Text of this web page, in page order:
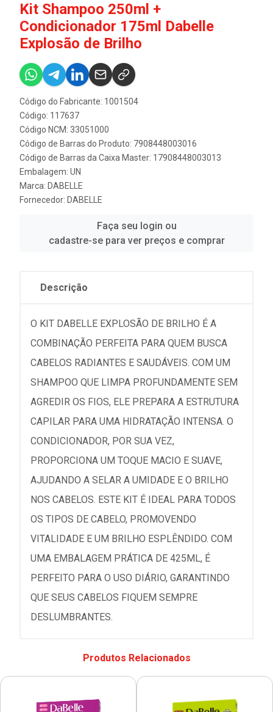
Kit Shampoo 250ml +
Condicionador 175ml Dabelle
Explosão de Brilho
Código do Fabricante: 1001504
Código: 117637
Código NCM: 33051000
Código de Barras do Produto: 7908448003016
Código de Barras da Caixa Master: 17908448003013
Embalagem: UN
Marca: DABELLE
Fornecedor: DABELLE
Faça seu login ou
cadastre-se para ver preços e comprar
Descrição
O KIT DABELLE EXPLOSÃO DE BRILHO É A
COMBINAÇÃO PERFEITA PARA QUEM BUSCA
CABELOS RADIANTES E SAUDÁVEIS. COM UM
SHAMPOO QUE LIMPA PROFUNDAMENTE SEM
AGREDIR OS FIOS, ELE PREPARA A ESTRUTURA
CAPILAR PARA UMA HIDRATAÇÃO INTENSA. O
CONDICIONADOR, POR SUA VEZ,
PROPORCIONA UM TOQUE MACIO E SUAVE,
AJUDANDO A SELAR A UMIDADE E O BRILHO
NOS CABELOS. ESTE KIT É IDEAL PARA TODOS
OS TIPOS DE CABELO, PROMOVENDO
VITALIDADE E UM BRILHO ESPLÊNDIDO. COM
UMA EMBALAGEM PRÁTICA DE 425ML, É
PERFEITO PARA O USO DIÁRIO, GARANTINDO
QUE SEUS CABELOS FIQUEM SEMPRE
DESLUMBRANTES.
Produtos Relacionados